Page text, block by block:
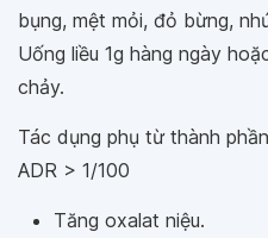
bụng, mệt mỏi, đỏ bừng,
Uống liều 1g hàng ngày
chảy.
Tác dụng phụ từ thành
ADR > 1/100
Tăng oxalat niệu.